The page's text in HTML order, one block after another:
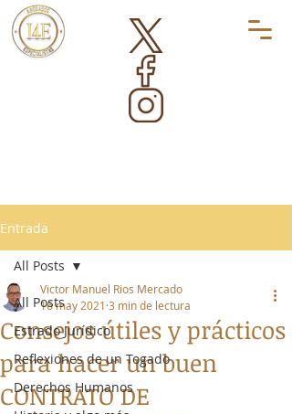
Entrada
All Posts
Estrado Jurídico
Reflexiones de un Togado
Derechos Humanos
All Posts
Consejos útiles y prácticos
para hacer un buen
CONTRATO DE
Victor Manuel Rios Mercado
16 may 2021 3 min de lectura